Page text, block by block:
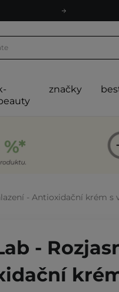
značky
- Antioxidační krém s
-